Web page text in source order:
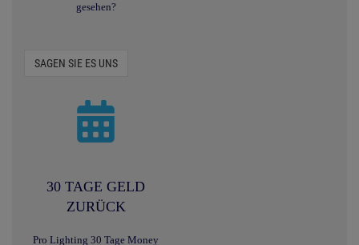
gesehen?
SAGEN SIE ES UNS
30 TAGE GELD
ZURÜCK
Pro Lighting 30 Tage Money